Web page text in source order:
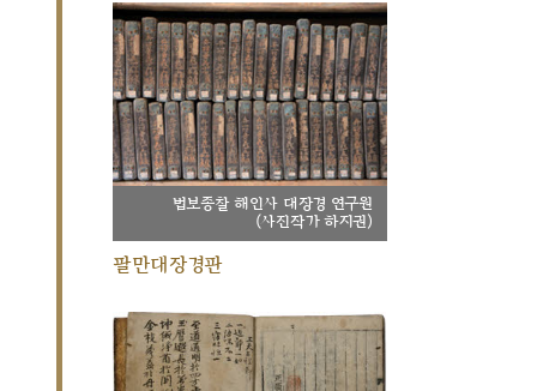
법보종찰 해인사 대장경 연구원
(사진작가 하지권)
팔만대장경판